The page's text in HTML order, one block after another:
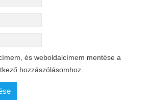
és weboldalcímem mentése a
hozzászólásomhoz.